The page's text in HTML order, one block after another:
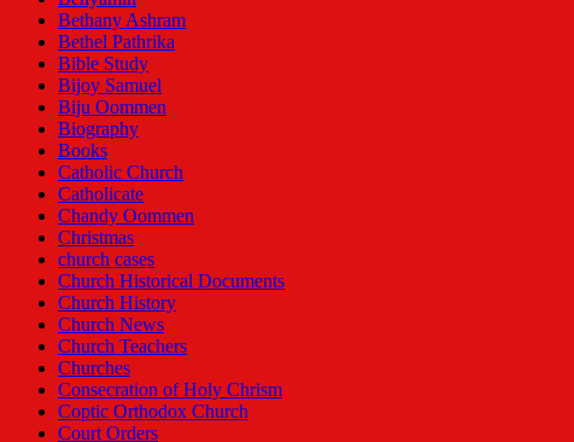
Bethany Ashram
Bethel Pathrika
Bible Study
Bijoy Samuel
Biju Oommen
Biography
Books
Catholic Church
Catholicate
Chandy Oommen
Christmas
church cases
Church Historical Documents
Church History
Church News
Church Teachers
Churches
Consecration of Holy Chrism
Coptic Orthodox Church
Court Orders